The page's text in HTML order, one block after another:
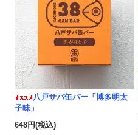
八戸サバ缶バー「博多明太
子味」
648円(税込)